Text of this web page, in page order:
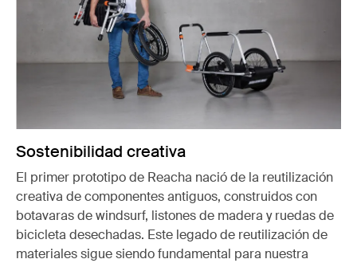
Sostenibilidad creativa
El primer prototipo de Reacha nació de la reutilización
creativa de componentes antiguos, construidos con
botavaras de windsurf, listones de madera y ruedas de
bicicleta desechadas. Este legado de reutilización de
materiales sigue siendo fundamental para nuestra